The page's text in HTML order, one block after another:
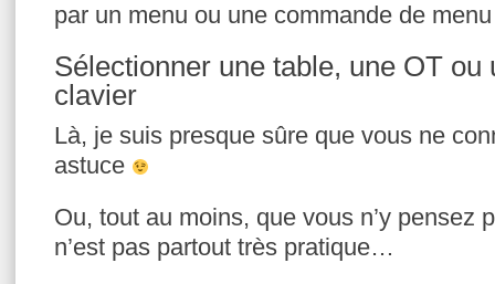
par un menu ou une commande de
Sélectionner une table, une OT ou
clavier
Là, je suis presque sûre que vous ne
astuce
Ou, tout au moins, que vous n’y pensez
n’est pas partout très pratique…